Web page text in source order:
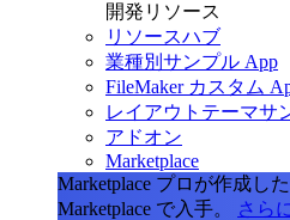
開発リソース
リソースハブ
業種別サンプル App
FileMaker カスタム
レイアウトテーマサ
アドオン
Marketplace
Marketplace プロが作成し
Marketplace で入手。
さら